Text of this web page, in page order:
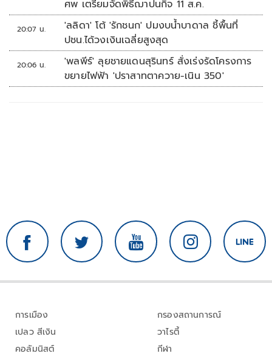
ศพ เตรียมจัดพิธีฌาปนกิจ 11 ส.ค.
20:07 น.
'ลลิดา' โต้ 'รักชนก' ปมงบน้ำบาดาล ชี้พื้นที่
ปชน.ได้วงเงินเฉลี่ยสูงสุด
20:06 น.
'พลพีร์' ลุยชายแดนสุรินทร์ สั่งเร่งรัดโครงการ
ขยายไฟฟ้า 'ปราสาทตาควาย-เนิน 350'
การเมือง
เปลว สีเงิน
คอลัมนิสต์
กรองสถานการณ์
วาไรตี้
กีฬา